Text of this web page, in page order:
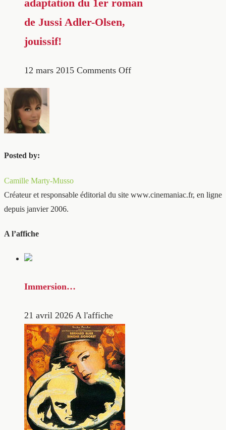
adaptation du 1er roman
de Jussi Adler-Olsen,
jouissif!
12 mars 2015 Comments Off
Posted by:
Camille Marty-Musso
Créateur et responsable éditorial du site www.cinemaniac.fr, en ligne
depuis janvier 2006.
A l’affiche
Immersion…
21 avril 2026 A l'affiche